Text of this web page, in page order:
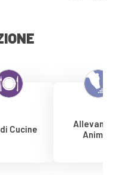
Cucine
Animali